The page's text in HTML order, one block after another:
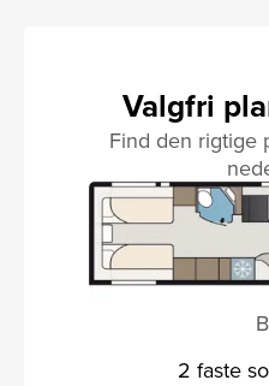
Valgfri
Find den rigtige
2 faste